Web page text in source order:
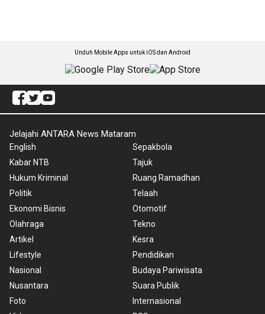
Unduh Mobile Apps untuk iOS dan Android
Jelajahi ANTARA News Mataram
English
Kabar NTB
Hukum Kriminal
Politik
Ekonomi Bisnis
Olahraga
Artikel
Lifestyle
Nasional
Nusantara
Foto
Sepakbola
Tajuk
Ruang Ramadhan
Telaah
Otomotif
Tekno
Kesra
Pendidikan
Budaya Pariwisata
Suara Publik
Internasional